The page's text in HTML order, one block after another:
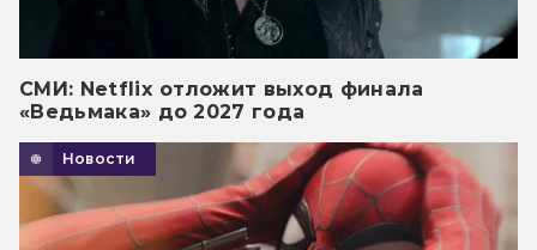
СМИ: Netflix отложит выход финала
«Ведьмака» до 2027 года
Новости